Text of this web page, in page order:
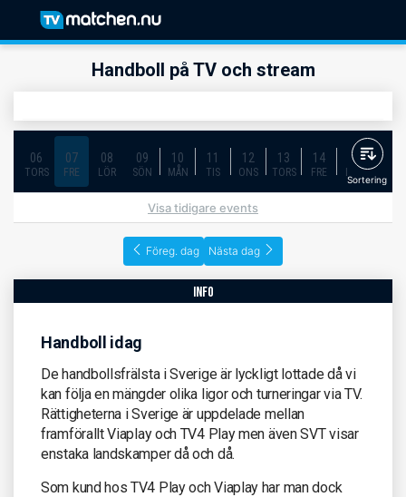
Handboll på TV och stream
06
TORS
07
FRE
08
LÖR
09
SÖN
10
MÅN
11
TIS
12
ONS
13
TORS
14
FRE
15
LÖR
Sortering
Visa tidigare events
Föreg. dag Nästa dag
info
Handboll idag
De handbollsfrälsta i Sverige är lyckligt lottade då vi
kan följa en mängder olika ligor och turneringar via TV.
Rättigheterna i Sverige är uppdelade mellan
framförallt Viaplay och TV4 Play men även SVT visar
enstaka landskamper då och då.
Som kund hos TV4 Play och Viaplay har man dock